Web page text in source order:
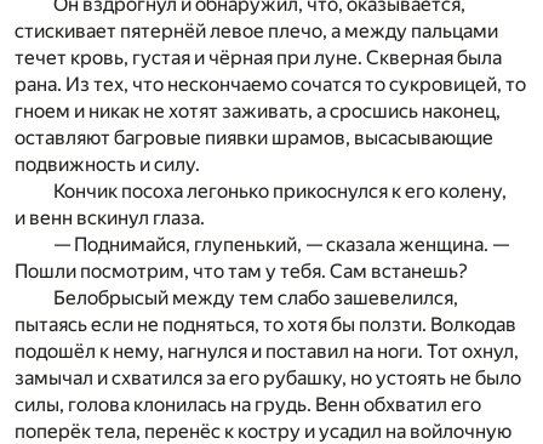
стиски­вает пятернёй левое плечо, а между пальцами
течет кровь, густая и чёрная при луне. Скверная была
рана. Из тех, что нескончаемо сочатся то сукровицей, то
гноем и никак не хотят заживать, а сросшись наконец,
оставляют багровые пиявки шрамов, высасывающие
подвижность и силу.
Кончик посоха легонько прикоснулся к его колену,
и венн вскинул глаза.
— Поднимайся, глупенький, — сказала женщина. —
Пошли посмотрим, что там у тебя. Сам встанешь?
Белобрысый между тем слабо зашевелился,
пытаясьесли не подняться, то хотя бы ползти. Волкодав
подошёл к нему, нагнулся и поставил на ноги. Тот охнул,
замычал и схватился за его рубашку, но устоять не было
силы, голова клонилась на грудь. Венн обхватил его
поперёк тела, перенёс к костру и усадил на войлочную